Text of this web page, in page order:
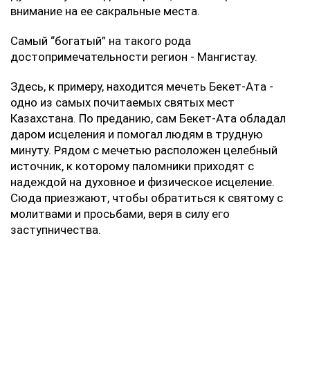
внимание на ее сакральные места.
Самый “богатый” на такого рода
достопримечательности регион - Мангистау.
Здесь, к примеру, находится мечеть Бекет-Ата -
одно из самых почитаемых святых мест
Казахстана. По преданию, сам Бекет-Ата обладал
даром исцеления и помогал людям в трудную
минуту. Рядом с мечетью расположен целебный
источник, к которому паломники приходят с
надеждой на духовное и физическое исцеление.
Сюда приезжают, чтобы обратиться к святому с
молитвами и просьбами, веря в силу его
заступничества.